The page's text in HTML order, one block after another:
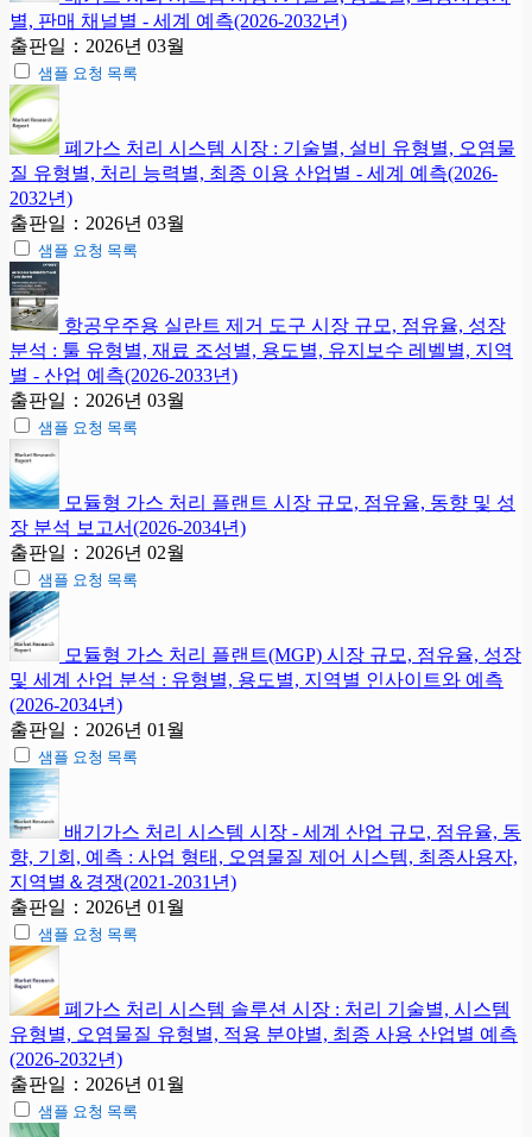
별, 판매 채널별 - 세계 예측(2026-2032년)
출판일：2026년 03월
샘플 요청 목록
폐가스 처리 시스템 시장 : 기술별, 설비 유형별, 오염물
질 유형별, 처리 능력별, 최종 이용 산업별 - 세계 예측(2026-
2032년)
출판일：2026년 03월
샘플 요청 목록
항공우주용 실란트 제거 도구 시장 규모, 점유율, 성장
분석 : 툴 유형별, 재료 조성별, 용도별, 유지보수 레벨별, 지역
별 - 산업 예측(2026-2033년)
출판일：2026년 03월
샘플 요청 목록
모듈형 가스 처리 플랜트 시장 규모, 점유율, 동향 및 성
장 분석 보고서(2026-2034년)
출판일：2026년 02월
샘플 요청 목록
모듈형 가스 처리 플랜트(MGP) 시장 규모, 점유율, 성장
및 세계 산업 분석 : 유형별, 용도별, 지역별 인사이트와 예측
(2026-2034년)
출판일：2026년 01월
샘플 요청 목록
배기가스 처리 시스템 시장 - 세계 산업 규모, 점유율, 동
향, 기회, 예측 : 사업 형태, 오염물질 제어 시스템, 최종사용자,
지역별＆경쟁(2021-2031년)
출판일：2026년 01월
샘플 요청 목록
폐가스 처리 시스템 솔루션 시장 : 처리 기술별, 시스템
유형별, 오염물질 유형별, 적용 분야별, 최종 사용 산업별 예측
(2026-2032년)
출판일：2026년 01월
샘플 요청 목록